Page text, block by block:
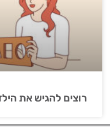
רוצים להגיש את